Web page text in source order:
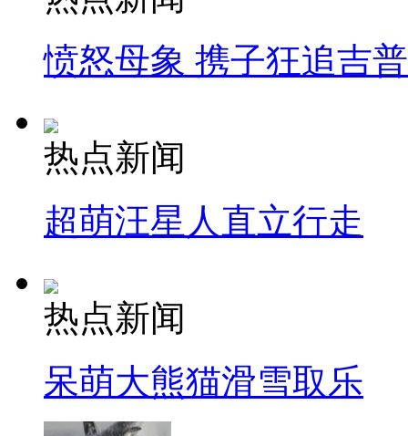
愤怒母象 携子狂追吉
热点新闻
超萌汪星人直立行走
热点新闻
呆萌大熊猫滑雪取乐